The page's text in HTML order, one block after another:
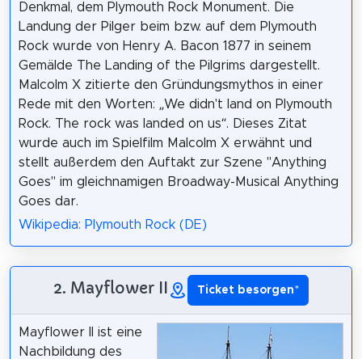
Denkmal, dem Plymouth Rock Monument. Die
Landung der Pilger beim bzw. auf dem Plymouth
Rock wurde von Henry A. Bacon 1877 in seinem
Gemälde The Landing of the Pilgrims dargestellt.
Malcolm X zitierte den Gründungsmythos in einer
Rede mit den Worten: „We didn't land on Plymouth
Rock. The rock was landed on us“. Dieses Zitat
wurde auch im Spielfilm Malcolm X erwähnt und
stellt außerdem den Auftakt zur Szene "Anything
Goes" im gleichnamigen Broadway-Musical Anything
Goes dar.
Wikipedia: Plymouth Rock (DE)
2. Mayflower II Ticket besorgen*
Mayflower II ist eine
Nachbildung des